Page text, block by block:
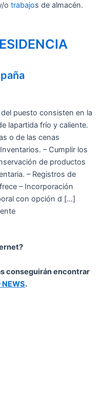
o trabajos de almacén.
puesto consisten en la
lapartida frío y caliente.
o de las cenas
– Cumplir los
de productos
– Registros de
– Incorporación
con opción d […]
conseguirán encontrar
NEWS.